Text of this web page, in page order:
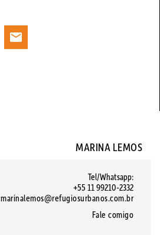
MARINA LEMOS
Tel/Whatsapp:
+55 11 99210-2332
marinalemos@refugiosurbanos.com.br
Fale comigo